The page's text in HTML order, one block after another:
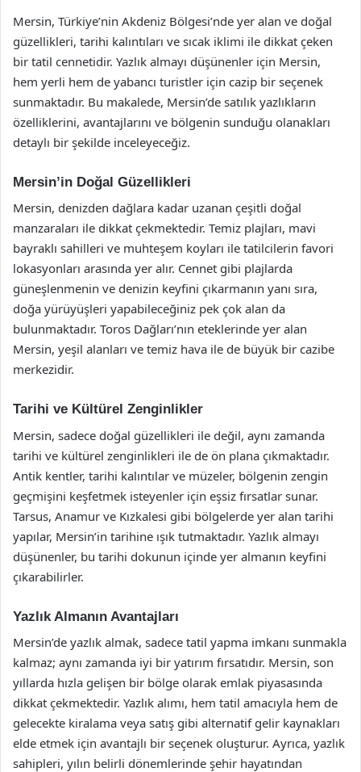
Mersin, Türkiye’nin Akdeniz Bölgesi’nde yer alan ve doğal
güzellikleri, tarihi kalıntıları ve sıcak iklimi ile dikkat çeken
bir tatil cennetidir. Yazlık almayı düşünenler için Mersin,
hem yerli hem de yabancı turistler için cazip bir seçenek
sunmaktadır. Bu makalede, Mersin’de satılık yazlıkların
özelliklerini, avantajlarını ve bölgenin sunduğu olanakları
detaylı bir şekilde inceleyeceğiz.
Mersin’in Doğal Güzellikleri
Mersin, denizden dağlara kadar uzanan çeşitli doğal
manzaraları ile dikkat çekmektedir. Temiz plajları, mavi
bayraklı sahilleri ve muhteşem koyları ile tatilcilerin favori
lokasyonları arasında yer alır. Cennet gibi plajlarda
güneşlenmenin ve denizin keyfini çıkarmanın yanı sıra,
doğa yürüyüşleri yapabileceğiniz pek çok alan da
bulunmaktadır. Toros Dağları’nın eteklerinde yer alan
Mersin, yeşil alanları ve temiz hava ile de büyük bir cazibe
merkezidir.
Tarihi ve Kültürel Zenginlikler
Mersin, sadece doğal güzellikleri ile değil, aynı zamanda
tarihi ve kültürel zenginlikleri ile de ön plana çıkmaktadır.
Antik kentler, tarihi kalıntılar ve müzeler, bölgenin zengin
geçmişini keşfetmek isteyenler için eşsiz fırsatlar sunar.
Tarsus, Anamur ve Kızkalesi gibi bölgelerde yer alan tarihi
yapılar, Mersin’in tarihine ışık tutmaktadır. Yazlık almayı
düşünenler, bu tarihi dokunun içinde yer almanın keyfini
çıkarabilirler.
Yazlık Almanın Avantajları
Mersin’de yazlık almak, sadece tatil yapma imkanı sunmakla
kalmaz; aynı zamanda iyi bir yatırım fırsatıdır. Mersin, son
yıllarda hızla gelişen bir bölge olarak emlak piyasasında
dikkat çekmektedir. Yazlık alımı, hem tatil amacıyla hem de
gelecekte kiralama veya satış gibi alternatif gelir kaynakları
elde etmek için avantajlı bir seçenek oluşturur. Ayrıca, yazlık
sahipleri, yılın belirli dönemlerinde şehir hayatından